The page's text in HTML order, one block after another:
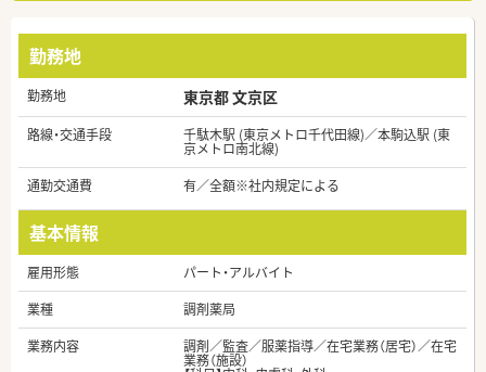
勤務地
勤務地 東京都 文京区
路線・交通手段 千駄木駅 (東京メトロ千代田線)／本駒込駅 (東
京メトロ南北線)
通勤交通費
有／全額※社内規定による
基本情報
雇用形態
パート・アルバイト
業種
調剤薬局
業務内容
調剤／監査／服薬指導／在宅業務（居宅）／在宅
業務（施設）